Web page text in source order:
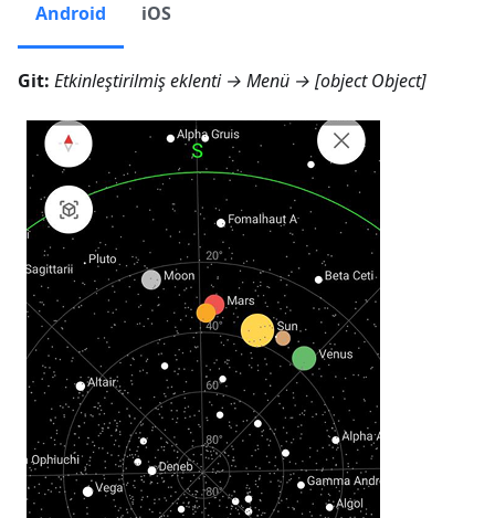
Android iOS
Git: Etkinleştirilmiş eklenti → Menü → [object Object]